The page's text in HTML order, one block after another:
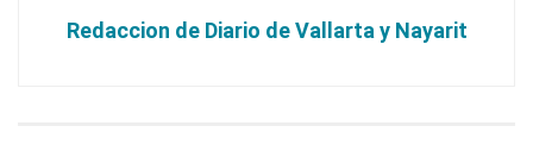
Redaccion de Diario de Vallarta y Nayarit